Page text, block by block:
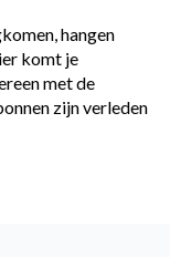
hangen
komt je
met de
zijn verleden